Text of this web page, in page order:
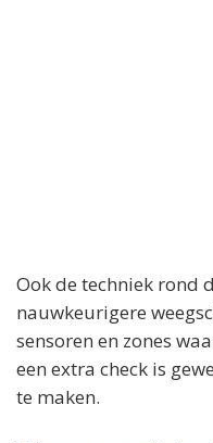
Ook de techniek rond
nauwkeurigere
sensoren en zones
een extra check is
te maken.